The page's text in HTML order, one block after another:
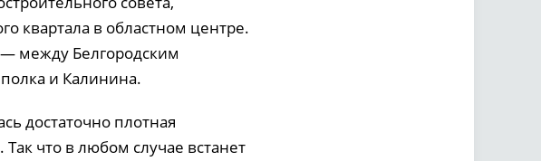
квартала в областном центре.
— между Белгородским
и Калинина.
достаточно плотная
что в любом случае встанет